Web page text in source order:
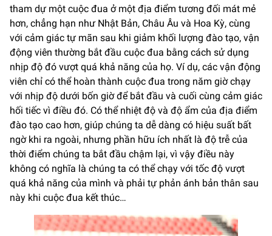
tham dự một cuộc đua ở một địa điểm tương đối mát mẻ
hơn, chẳng hạn như Nhật Bản, Châu Âu và Hoa Kỳ, cùng
với cảm giác tự mãn sau khi giảm khối lượng đào tạo, vận
động viên thường bắt đầu cuộc đua bằng cách sử dụng
nhịp độ đó vượt quá khả năng của họ. Ví dụ, các vận động
viên chỉ có thể hoàn thành cuộc đua trong năm giờ chạy
với nhịp độ dưới bốn giờ để bắt đầu và cuối cùng cảm giác
hối tiếc vì điều đó. Có thể nhiệt độ và độ ẩm của địa điểm
đào tạo cao hơn, giúp chúng ta dễ dàng có hiệu suất bất
ngờ khi ra ngoài, nhưng phần hữu ích nhất là độ trễ của
thời điểm chúng ta bắt đầu chậm lại, vì vậy điều này
không có nghĩa là chúng ta có thể chạy với tốc độ vượt
quá khả năng của mình và phải tự phản ánh bản thân sau
này khi cuộc đua kết thúc…